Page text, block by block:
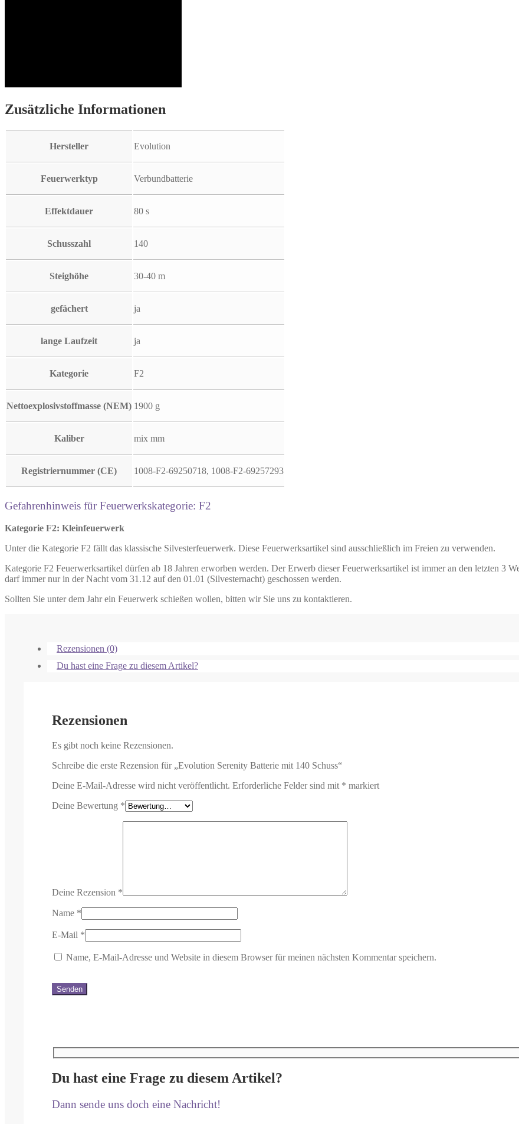
Zusätzliche Informationen
Hersteller Evolution
Feuerwerktyp Verbundbatterie
Effektdauer 80 s
Schusszahl 140
Steighöhe 30-40 m
gefächert ja
lange Laufzeit ja
Kategorie F2
Nettoexplosivstoffmasse (NEM) 1900 g
Kaliber mix mm
Registriernummer (CE) 1008-F2-69250718, 1008-F2-69257293
Gefahrenhinweis für Feuerwerkskategorie: F2
Kategorie F2: Kleinfeuerwerk
Unter die Kategorie F2 fällt das klassische Silvesterfeuerwerk. Diese Feuerwerksartikel sind ausschließlich im Freien zu verwenden.
Kategorie F2 Feuerwerksartikel dürfen ab 18 Jahren erworben werden. Der Erwerb dieser Feuerwerksartikel ist immer an den letzten 3
darf immer nur in der Nacht vom 31.12 auf den 01.01 (Silvesternacht) geschossen werden.
Sollten Sie unter dem Jahr ein Feuerwerk schießen wollen, bitten wir Sie uns zu kontaktieren.
Rezensionen (0)
Du hast eine Frage zu diesem Artikel?
Rezensionen
Es gibt noch keine Rezensionen.
Schreibe die erste Rezension für „Evolution Serenity Batterie mit 140 Schuss“
Deine E-Mail-Adresse wird nicht veröffentlicht. Erforderliche Felder sind mit * markiert
Deine Bewertung *
Deine Rezension *
Name *
E-Mail *
Name, E-Mail-Adresse und Website in diesem Browser für meinen nächsten Kommentar speichern.
Du hast eine Frage zu diesem Artikel?
Dann sende uns doch eine Nachricht!